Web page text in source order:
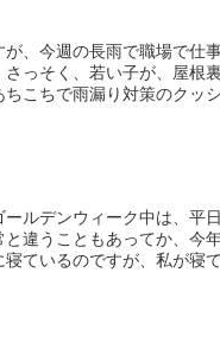
、今週の長雨で職場で仕
っそく、若い子が、屋根
こちで雨漏り対策のクッ
ルデンウィーク中は、平
違うこともあってか、今
ているのですが、私が寝